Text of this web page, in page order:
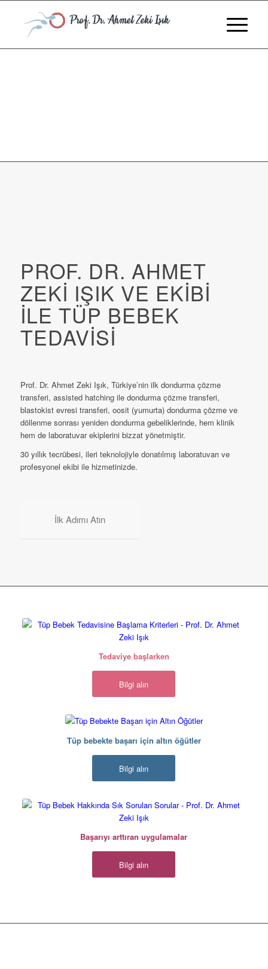
PROF. DR. AHMET
ZEKI IŞIK VE EKIBI
ILE TÜP BEBEK
TEDAVISI
Prof. Dr. Ahmet Zeki Işık, Türkiye’nin ilk dondurma çözme
transferi, assisted hatching ile dondurma çözme transferi,
blastokist evresi transferi, oosit (yumurta) dondurma çözme ve
döllenme sonrası yeniden dondurma gebeliklerinde, hem klinik
hem de laboratuvar ekiplerini bizzat yönetmiştir.
30 yıllık tecrübesi, ileri teknolojiyle donatılmış laboratuvarı ve
profesyonel ekibi ile hizmetinizde.
İlk Adımı Atın
Tüp bebek tedavisine başlamak için gereken
belgeler hakkında bilgi alın.
Tedaviye başlarken
Bilgi alın
Tüp bebek tedavisinde
gereken altın değerinde
öğütleri sizler için derledik.
Tüp bebekte başarı için altın öğütler
Bilgi alın
Tüp bebek tedavisinde başarıyı arttıran
uygulamalar hakkında bilgi alabilirsiniz.
Başarıyı arttıran uygulamalar
Bilgi alın